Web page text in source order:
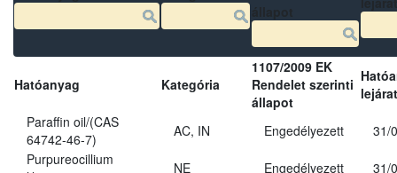
Hatóanyag Kategória
1107/2009 EK
Rendelet szerinti
állapot
Paraffin oil/(CAS
64742-46-7)
AC, IN Engedélyezett
31/
Purpureocillium
NE Engedélyezett
31/